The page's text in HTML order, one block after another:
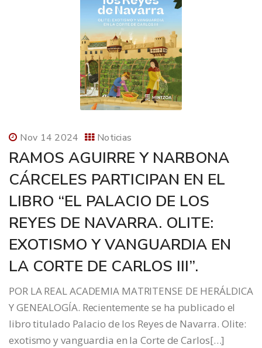
Nov 14 2024 Noticias
RAMOS AGUIRRE Y NARBONA
CÁRCELES PARTICIPAN EN EL
LIBRO “EL PALACIO DE LOS
REYES DE NAVARRA. OLITE:
EXOTISMO Y VANGUARDIA EN
LA CORTE DE CARLOS III”.
POR LA REAL ACADEMIA MATRITENSE DE HERÁLDICA
Y GENEALOGÍA. Recientemente se ha publicado el
libro titulado Palacio de los Reyes de Navarra. Olite:
exotismo y vanguardia en la Corte de Carlos[…]